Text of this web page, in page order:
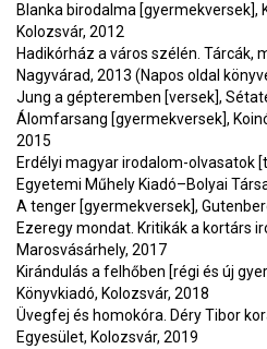
Blanka birodalma [gyermekversek],
Kolozsvár, 2012
Hadikórház a város szélén. Tárcák,
Nagyvárad, 2013 (Napos oldal
Jung a gépteremben [versek],
Álomfarsang [gyermekversek],
2015
Erdélyi magyar irodalom-olvasatok
Egyetemi Műhely Kiadó–Bolyai
A tenger [gyermekversek],
Ezeregy mondat. Kritikák a kortárs
Marosvásárhely, 2017
Kirándulás a felhőben [régi és új
Könyvkiadó, Kolozsvár, 2018
Üvegfej és homokóra. Déry Tibor
Egyesület, Kolozsvár, 2019